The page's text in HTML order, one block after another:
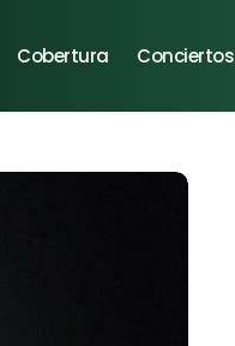
Cobertura Conciertos